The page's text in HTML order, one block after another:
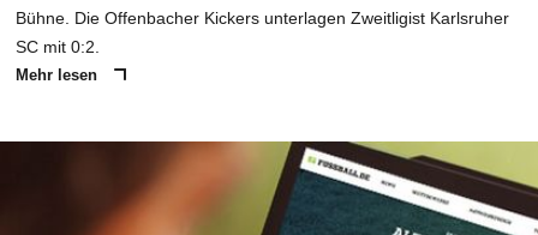
Bühne. Die Offenbacher Kickers unterlagen Zweitligist Karlsruher
SC mit 0:2.
Mehr lesen